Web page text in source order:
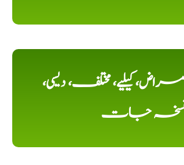
کیلیے، مختلف، دیسی،
جات